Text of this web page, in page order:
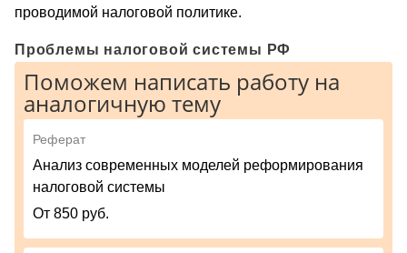
проводимой налоговой политике.
Проблемы налоговой системы РФ
Поможем написать работу на
аналогичную тему
Реферат
Анализ современных моделей реформирования
налоговой системы
От 850 руб.